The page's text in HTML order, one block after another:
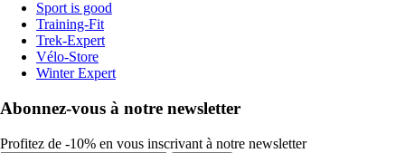
Sport is good
Training-Fit
Trek-Expert
Vélo-Store
Winter Expert
Abonnez-vous à notre newsletter
Profitez de -10% en vous inscrivant à notre newsletter